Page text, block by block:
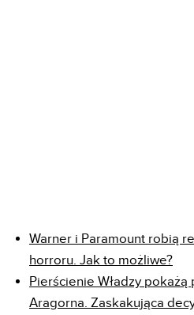
Warner i Paramount robią
horroru. Jak to możliwe?
Pierścienie Władzy
Aragorna. Zaskakująca